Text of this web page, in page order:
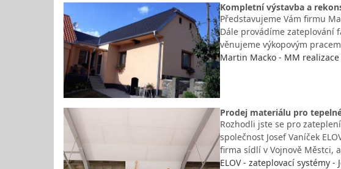
Kompletní výstavba a
Představujeme Vám firmu
Dále provádíme zateplování
věnujeme výkopovým
Martin Macko - MM realizace
Prodej materiálu pro
Rozhodli jste se pro
společnost Josef Vaníček
firma sídlí v Vojnově Městci,
ELOV - zateplovací systémy -